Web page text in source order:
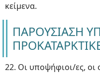
κείμενα.
ΠΑΡΟΥΣΙΑΣΗ
22. Οι υποψήφιοι/ες, οι